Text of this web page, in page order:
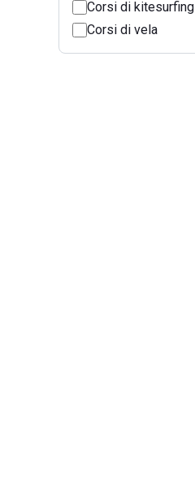
Corsi di kitesurfing
Corsi di vela